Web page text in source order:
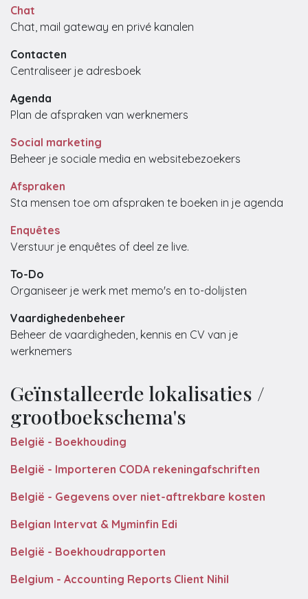
Chat
Chat, mail gateway en privé kanalen
Contacten
Centraliseer je adresboek
Agenda
Plan de afspraken van werknemers
Social marketing
Beheer je sociale media en websitebezoekers
Afspraken
Sta mensen toe om afspraken te boeken in je agenda
Enquêtes
Verstuur je enquêtes of deel ze live.
To-Do
Organiseer je werk met memo's en to-dolijsten
Vaardighedenbeheer
Beheer de vaardigheden, kennis en CV van je
werknemers
Geïnstalleerde lokalisaties /
grootboekschema's
België - Boekhouding
België - Importeren CODA rekeningafschriften
België - Gegevens over niet-aftrekbare kosten
Belgian Intervat & Myminfin Edi
België - Boekhoudrapporten
Belgium - Accounting Reports Client Nihil